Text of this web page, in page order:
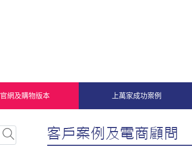
官網及購物版本 上萬家成功案例